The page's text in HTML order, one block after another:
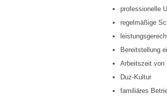
professionelle
regelmäßige
Bereitstellung
Arbeitszeit von
Duz-Kultur
familiäres